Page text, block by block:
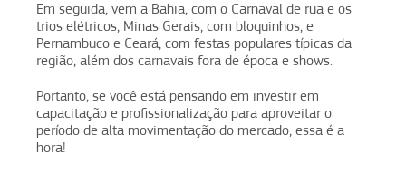
Em seguida, vem a Bahia, com o Carnaval de rua e os
trios elétricos, Minas Gerais, com bloquinhos, e
Pernambuco e Ceará, com festas populares típicas da
região, além dos carnavais fora de época e shows.
Portanto, se você está pensando em investir em
capacitação e profissionalização para aproveitar o
período de alta movimentação do mercado, essa é a
hora!